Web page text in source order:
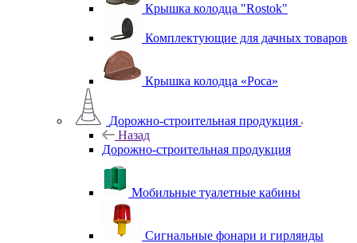
Крышка колодца "Rostok"
Комплектующие для дачных товаров
Крышка колодца «Роса»
Дорожно-строительная продукция
Назад
Дорожно-строительная продукция
Мобильные туалетные кабины
Сигнальные фонари и гирлянды